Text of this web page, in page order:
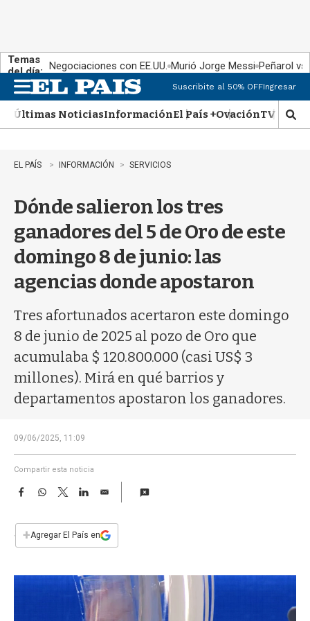
Temas
del día: Negociaciones con EE.UU. Murió Jorge Messi Peñarol
n
u
Suscribite al 50% OFFIngresar
Últimas NoticiasInformaciónEl País +OvaciónTV Show
M
o
EL PAÍS INFORMACIÓN SERVICIOS
Dónde salieron los tres
ganadores del 5 de Oro de este
domingo 8 de junio: las
agencias donde apostaron
Tres afortunados acertaron este domingo
8 de junio de 2025 al pozo de Oro que
acumulaba $ 120.800.000 (casi US$ 3
millones). Mirá en qué barrios y
departamentos apostaron los ganadores.
09/06/2025, 11:09
Compartir esta noticia
F
e
b
W
s
T
w
t
L
n
E
i
l
+Agregar El País en